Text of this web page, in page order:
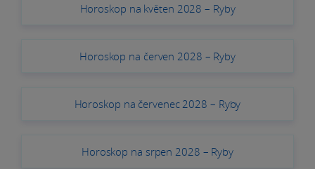
Horoskop na květen 2028 – Ryby
Horoskop na červen 2028 – Ryby
Horoskop na červenec 2028 – Ryby
Horoskop na srpen 2028 – Ryby